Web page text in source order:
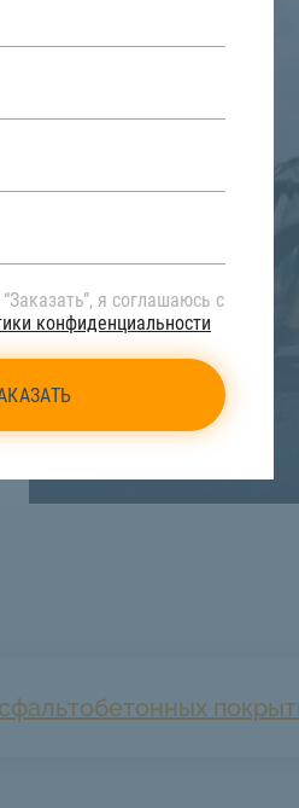
я соглашаюсь с
конфиденциальности